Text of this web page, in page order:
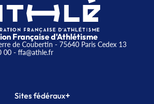
Française d'Athlétisme
de Coubertin - 75640 Paris Cedex 13
00- ffa@athle.fr
Sites fédéraux+